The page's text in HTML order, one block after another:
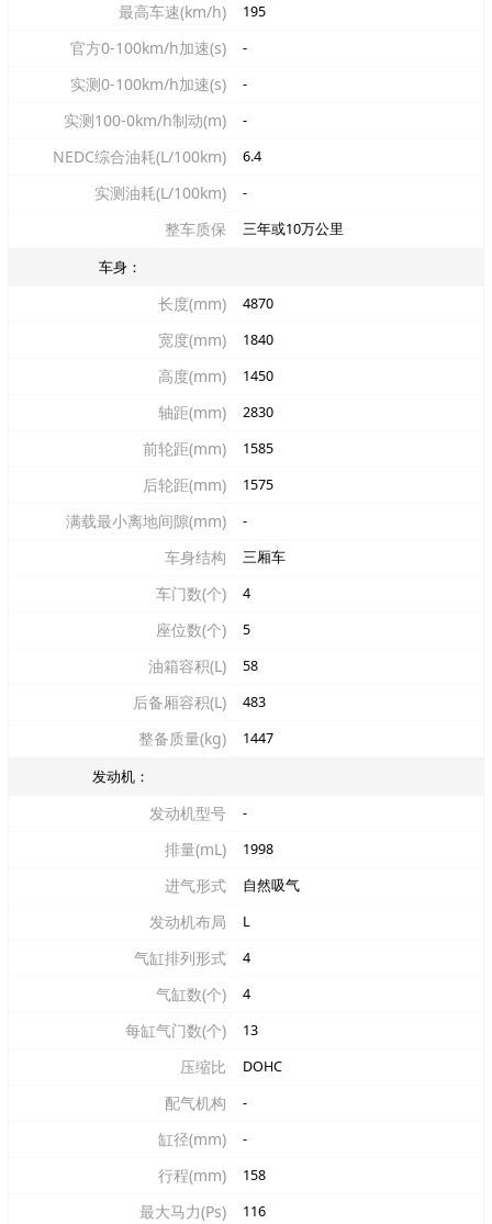
最高车速(km/h) 195
官方0-100km/h加速(s) -
实测0-100km/h加速(s) -
实测100-0km/h制动(m) -
NEDC综合油耗(L/100km) 6.4
实测油耗(L/100km) -
整车质保 三年或10万公里
车身：
长度(mm) 4870
宽度(mm) 1840
高度(mm) 1450
轴距(mm) 2830
前轮距(mm) 1585
后轮距(mm) 1575
满载最小离地间隙(mm) -
车身结构 三厢车
车门数(个) 4
座位数(个) 5
油箱容积(L) 58
后备厢容积(L) 483
整备质量(kg) 1447
发动机：
发动机型号 -
排量(mL) 1998
进气形式 自然吸气
发动机布局 L
气缸排列形式 4
气缸数(个) 4
每缸气门数(个) 13
压缩比 DOHC
配气机构 -
缸径(mm) -
行程(mm) 158
最大马力(Ps) 116